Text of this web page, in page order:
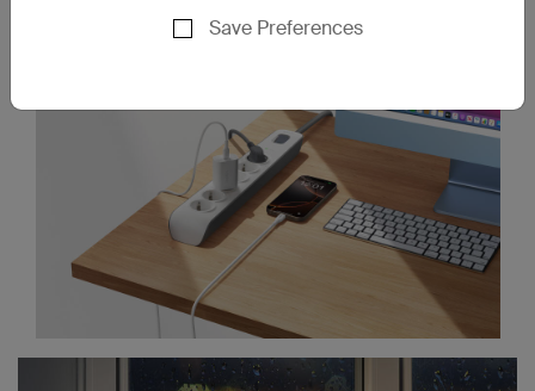
Save Preferences